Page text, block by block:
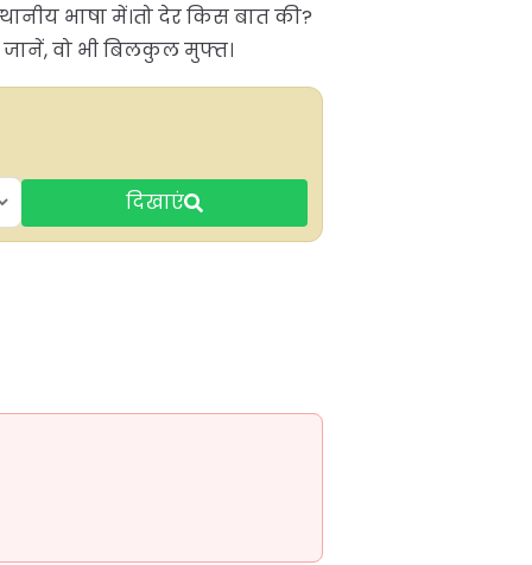
भाषा में।तो देर किस बात की?
वो भी बिलकुल मुफ्त।
दिखाएं